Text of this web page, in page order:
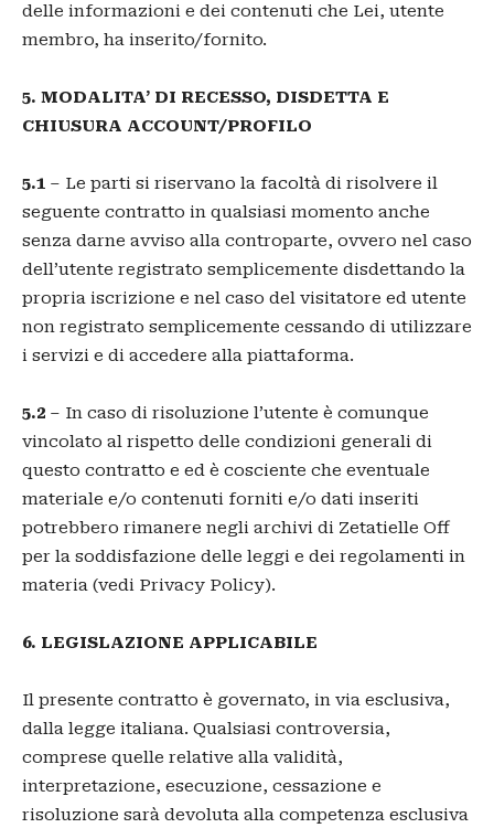
delle informazioni e dei contenuti che Lei, utente
membro, ha inserito/fornito.
5. MODALITA’ DI RECESSO, DISDETTA E
CHIUSURA ACCOUNT/PROFILO
5.1 – Le parti si riservano la facoltà di risolvere il
seguente contratto in qualsiasi momento anche
senza darne avviso alla controparte, ovvero nel caso
dell’utente registrato semplicemente disdettando la
propria iscrizione e nel caso del visitatore ed utente
non registrato semplicemente cessando di utilizzare
i servizi e di accedere alla piattaforma.
5.2 – In caso di risoluzione l’utente è comunque
vincolato al rispetto delle condizioni generali di
questo contratto e ed è cosciente che eventuale
materiale e/o contenuti forniti e/o dati inseriti
potrebbero rimanere negli archivi di Zetatielle Off
per la soddisfazione delle leggi e dei regolamenti in
materia (vedi Privacy Policy).
6. LEGISLAZIONE APPLICABILE
Il presente contratto è governato, in via esclusiva,
dalla legge italiana. Qualsiasi controversia,
comprese quelle relative alla validità,
interpretazione, esecuzione, cessazione e
risoluzione sarà devoluta alla competenza esclusiva